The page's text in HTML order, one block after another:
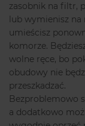
zasobnik na filtr,
lub wymienisz na
umieścisz
komorze.
wolne ręce, bo
obudowy nie
przeszkadzać.
Bezproblemowo
a dodatkowo